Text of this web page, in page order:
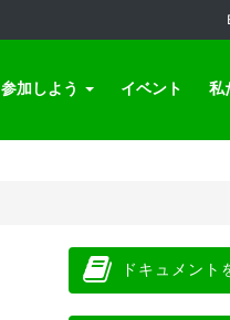
参加しよう イベント 私
ドキュメント